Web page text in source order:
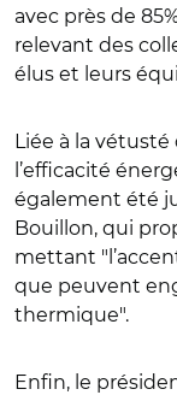
avec près de
relevant des
élus et leurs
Liée à la
l’efficacité
également été
Bouillon, qui
mettant
que peuvent
thermique".
Enfin, le